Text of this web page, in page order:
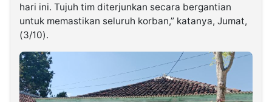
hari ini. Tujuh tim diterjunkan secara bergantian
untuk memastikan seluruh korban,” katanya, Jumat,
(3/10).